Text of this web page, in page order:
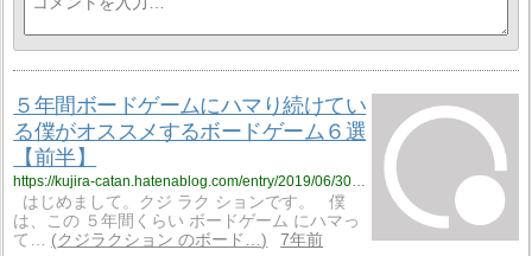
５年間ボードゲームにハマり続けてい
る僕がオススメするボードゲーム６選
【前半】
はじめまして。クジ ラク ションです。 僕
は、この ５年間くらい ボードゲーム にハマっ
て…
クジラクション のボード…
7年前